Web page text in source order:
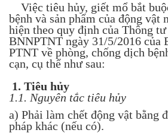
Việc tiêu hủy, giết mổ bắt
bệnh và sản phẩm của động vật
hiện theo quy định của Thông
BNNPTNT ngày 31/5/2016 của
PTNT về phòng, chống dịch
cạn, cụ thể như sau:
1. Tiêu hủy
1.1. Nguyên tắc tiêu hủy
a) Phải làm chết động vật bằng
pháp khác (nếu có).